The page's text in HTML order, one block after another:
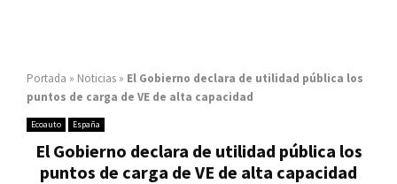
Portada » Noticias » El Gobierno declara de utilidad pública los
puntos de carga de VE de alta capacidad
Ecoauto España
El Gobierno declara de utilidad pública los
puntos de carga de VE de alta capacidad